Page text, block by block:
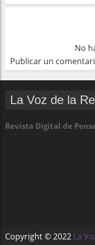
No
Publicar un
La Voz de la
Revista Digital de
Copyright ©2022 La